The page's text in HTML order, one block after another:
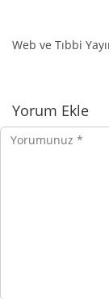
Web ve Tıbbi
Yorumlar
Yorum Ekle
Yorumunuz